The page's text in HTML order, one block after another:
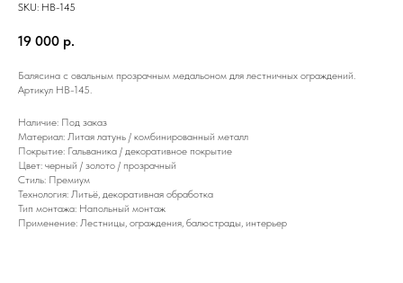
SKU: HB-145
19 000 р.
Балясина с овальным прозрачным медальоном для лестничных ограждений.
Артикул HB-145.
Наличие: Под заказ
Материал: Литая латунь / комбинированный металл
Покрытие: Гальваника / декоративное покрытие
Цвет: черный / золото / прозрачный
Стиль: Премиум
Технология: Литьё, декоративная обработка
Тип монтажа: Напольный монтаж
Применение: Лестницы, ограждения, балюстрады, интерьер